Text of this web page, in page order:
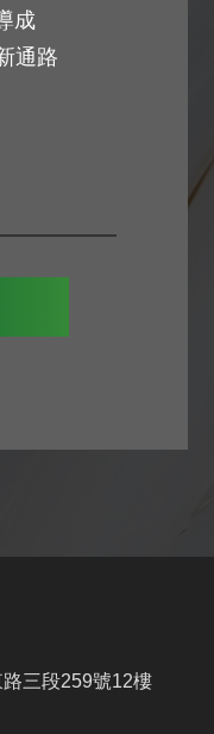
成
通路
三段259號12樓